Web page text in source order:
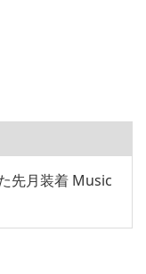
先月装着 Music